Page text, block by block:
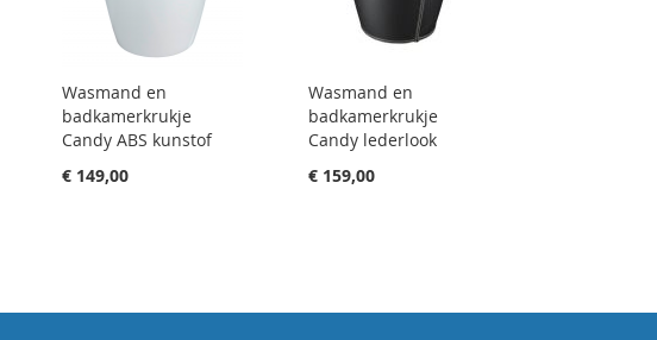
Wasmand en
badkamerkrukje
Candy ABS kunstof
€ 149,00
Wasmand en
badkamerkrukje
Candy lederlook
€ 159,00